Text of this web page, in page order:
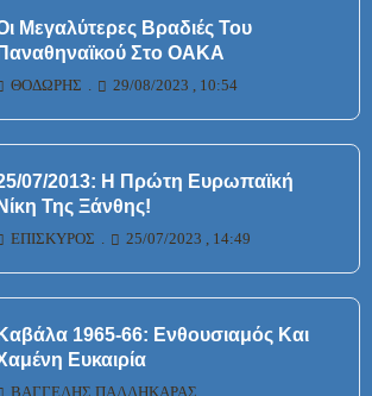
Μεγαλύτερες Βραδιές Του
Παναθηναϊκού Στο ΟΑΚΑ
ΘΟΔΩΡΉΣ 29/08/2023 , 10:54
07/2013: Η Πρώτη Ευρωπαϊκή
Νίκη Της Ξάνθης!
ΕΠΊΣΚΥΡΟΣ 25/07/2023 , 14:49
Καβάλα 1965-66: Ενθουσιαμός Και
Ευκαιρία